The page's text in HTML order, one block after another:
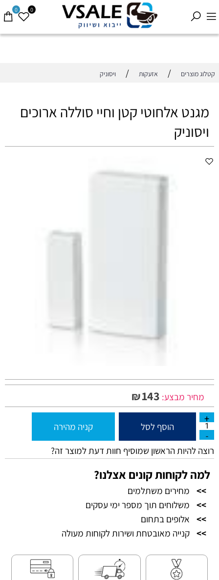
0 0
קטלוג מוצרים / אזעקות / ויסוניק
מגנט אלחוטי קטן וחיי סוללה ארוכים
ויסוניק
מחיר מבצע: ₪143
הוסף לסל קניה מהירה
רוצה להיות הראשון שמוסיף חוות דעת למוצר זה?
למה לקוחות קונים אצלנו?
>>
מחירים משתלמים
>>
משלוחים תוך מספר ימי עסקים
>>
אלופים בתחום
>> קנייה מאובטחת ושירות לקוחות מעולה